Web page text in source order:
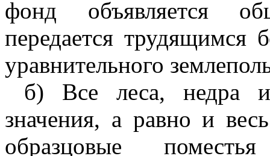
фонд объявляется
передается трудящимся
уравнительного
б) Все леса, недра и
значения, а равно и
образцовые